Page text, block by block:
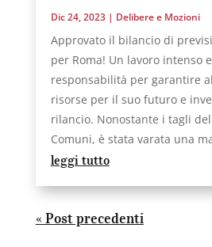
Dic 24, 2023| Delibere e Mozioni
Approvato il bilancio di
per Roma! Un lavoro intenso
responsabilità per garantire
risorse per il suo futuro e
rilancio. Nonostante i tagli
Comuni, è stata varata una
leggi tutto
« Post precedenti